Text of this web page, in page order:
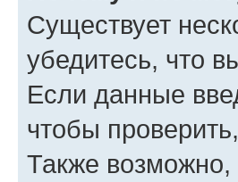
Существует
убедитесь, что
Если данные
чтобы
Также возможно,